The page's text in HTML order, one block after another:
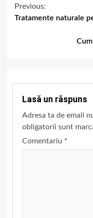
Previous:
Tratamente naturale
Lasă un răspuns
Adresa ta de email
obligatorii sunt
Comentariu *